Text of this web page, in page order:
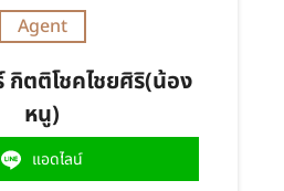
Agent
ตติโชคไชยศิริ(น้อง
หนู)
แอดไลน์